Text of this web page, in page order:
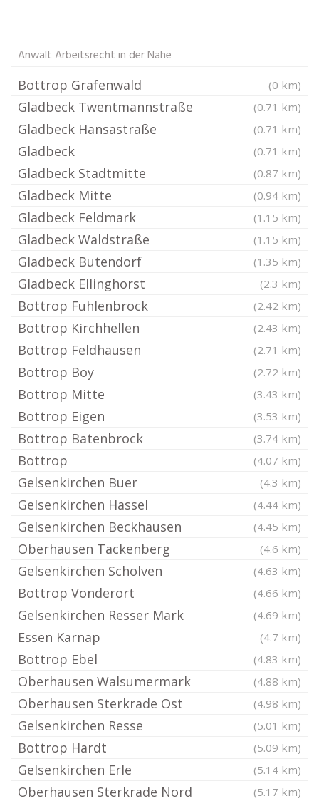
Anwalt Arbeitsrecht in der Nähe
Bottrop Grafenwald (0 km)
Gladbeck Twentmannstraße (0.71 km)
Gladbeck Hansastraße (0.71 km)
Gladbeck (0.71 km)
Gladbeck Stadtmitte (0.87 km)
Gladbeck Mitte (0.94 km)
Gladbeck Feldmark (1.15 km)
Gladbeck Waldstraße (1.15 km)
Gladbeck Butendorf (1.35 km)
Gladbeck Ellinghorst (2.3 km)
Bottrop Fuhlenbrock (2.42 km)
Bottrop Kirchhellen (2.43 km)
Bottrop Feldhausen (2.71 km)
Bottrop Boy (2.72 km)
Bottrop Mitte (3.43 km)
Bottrop Eigen (3.53 km)
Bottrop Batenbrock (3.74 km)
Bottrop (4.07 km)
Gelsenkirchen Buer (4.3 km)
Gelsenkirchen Hassel (4.44 km)
Gelsenkirchen Beckhausen (4.45 km)
Oberhausen Tackenberg (4.6 km)
Gelsenkirchen Scholven (4.63 km)
Bottrop Vonderort (4.66 km)
Gelsenkirchen Resser Mark (4.69 km)
Essen Karnap (4.7 km)
Bottrop Ebel (4.83 km)
Oberhausen Walsumermark (4.88 km)
Oberhausen Sterkrade Ost (4.98 km)
Gelsenkirchen Resse (5.01 km)
Bottrop Hardt (5.09 km)
Gelsenkirchen Erle (5.14 km)
Oberhausen Sterkrade Nord (5.17 km)